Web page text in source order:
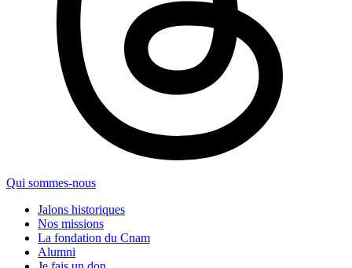
Qui sommes-nous
Jalons historiques
Nos missions
La fondation du Cnam
Alumni